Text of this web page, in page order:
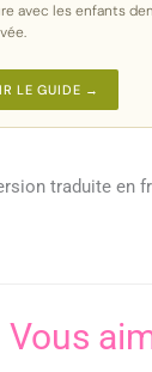
avec les enfants
LE GUIDE →
traduite en
Vous